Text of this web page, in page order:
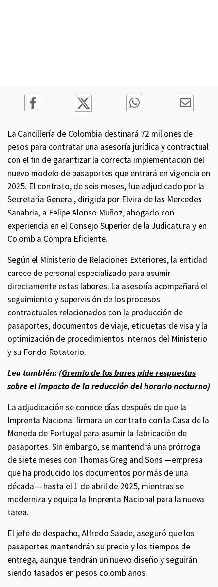
La Cancillería de Colombia destinará 72 millones de
pesos para contratar una asesoría jurídica y contractual
con el fin de garantizar la correcta implementación del
nuevo modelo de pasaportes que entrará en vigencia en
2025. El contrato, de seis meses, fue adjudicado por la
Secretaría General, dirigida por Elvira de las Mercedes
Sanabria, a Felipe Alonso Muñoz, abogado con
experiencia en el Consejo Superior de la Judicatura y en
Colombia Compra Eficiente.
Según el Ministerio de Relaciones Exteriores, la entidad
carece de personal especializado para asumir
directamente estas labores. La asesoría acompañará el
seguimiento y supervisión de los procesos
contractuales relacionados con la producción de
pasaportes, documentos de viaje, etiquetas de visa y la
optimización de procedimientos internos del Ministerio
y su Fondo Rotatorio.
Lea también: (Gremio de los bares pide respuestas
sobre el impacto de la reducción del horario nocturno)
La adjudicación se conoce días después de que la
Imprenta Nacional firmara un contrato con la Casa de la
Moneda de Portugal para asumir la fabricación de
pasaportes. Sin embargo, se mantendrá una prórroga
de siete meses con Thomas Greg and Sons —empresa
que ha producido los documentos por más de una
década— hasta el 1 de abril de 2025, mientras se
moderniza y equipa la Imprenta Nacional para la nueva
tarea.
El jefe de despacho, Alfredo Saade, aseguró que los
pasaportes mantendrán su precio y los tiempos de
entrega, aunque tendrán un nuevo diseño y seguirán
siendo tasados en pesos colombianos.